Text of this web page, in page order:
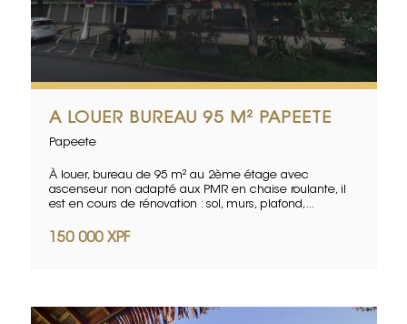
A LOUER BUREAU 95 M² PAPEETE
Papeete
À louer, bureau de 95 m² au 2ème étage avec
ascenseur non adapté aux PMR en chaise roulante, il
est en cours de rénovation : sol, murs, plafond,...
150 000 XPF